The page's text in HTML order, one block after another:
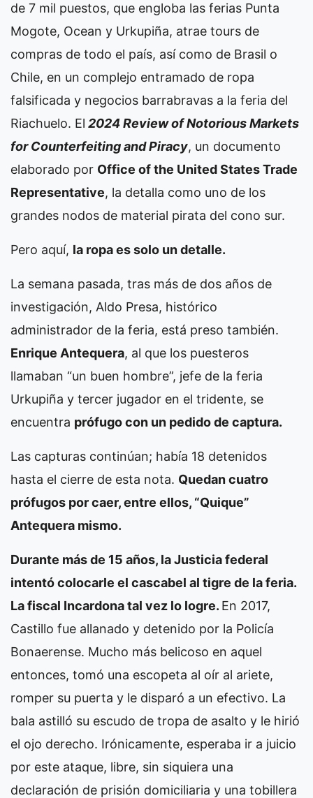
de 7 mil puestos, que engloba las ferias Punta
Mogote, Ocean y Urkupiña, atrae tours de
compras de todo el país, así como de Brasil o
Chile, en un complejo entramado de ropa
falsificada y negocios barrabravas a la feria del
Riachuelo. El 2024 Review of Notorious Markets
for Counterfeiting and Piracy, un documento
elaborado por Office of the United States Trade
Representative, la detalla como uno de los
grandes nodos de material pirata del cono sur.
Pero aquí, la ropa es solo un detalle.
La semana pasada, tras más de dos años de
investigación, Aldo Presa, histórico
administrador de la feria, está preso también.
Enrique Antequera, al que los puesteros
llamaban “un buen hombre”, jefe de la feria
Urkupiña y tercer jugador en el tridente, se
encuentra prófugo con un pedido de captura.
Las capturas continúan; había 18 detenidos
hasta el cierre de esta nota. Quedan cuatro
prófugos por caer, entre ellos, “Quique”
Antequera mismo.
Durante más de 15 años, la Justicia federal
intentó colocarle el cascabel al tigre de la feria.
La fiscal Incardona tal vez lo logre. En 2017,
Castillo fue allanado y detenido por la Policía
Bonaerense. Mucho más belicoso en aquel
entonces, tomó una escopeta al oír al ariete,
romper su puerta y le disparó a un efectivo. La
bala astilló su escudo de tropa de asalto y le hirió
el ojo derecho. Irónicamente, esperaba ir a juicio
por este ataque, libre, sin siquiera una
declaración de prisión domiciliaria y una tobillera